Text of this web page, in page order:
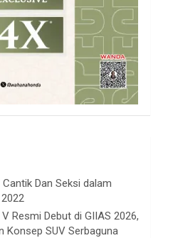
Dan Seksi dalam
Resmi Debut di GIIAS 2026,
Konsep SUV Serbaguna